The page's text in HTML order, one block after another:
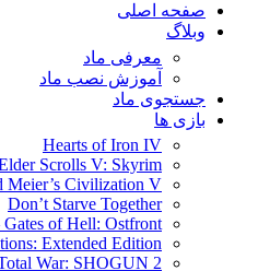
صفحه اصلی
وبلاگ
معرفی ماد
آموزش نصب ماد
جستجوی ماد
بازی ها
Hearts of Iron IV
Scrolls V: Skyrim
Meier’s Civilization V
Don’t Starve Together
of Hell: Ostfront
Extended Edition
War: SHOGUN 2